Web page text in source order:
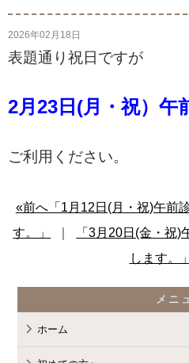
2026年02月18日
表題通り祝日ですが
2月23日(月・祝）午
ご利用ください。
«前へ「1月12日(月・祝)午前
す。」
「3月20日(金・祝)
します。
メニ
ホーム